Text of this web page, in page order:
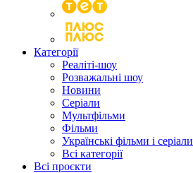
Категорії
Реаліті-шоу
Розважальні шоу
Новини
Серіали
Мультфільми
Фільми
Українські фільми і серіали
Всі категорії
Всі проєкти